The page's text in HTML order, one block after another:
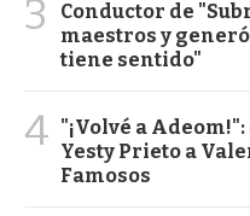
3
Conductor de
maestros y
tiene sentido"
4 "¡Volvé a
Yesty Prieto a
Famosos